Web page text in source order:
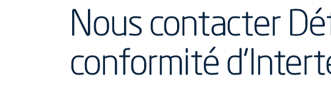
Nous contacter
conformité